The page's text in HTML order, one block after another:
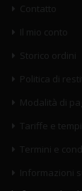
Contatto
Il mio conto
Storico ordini
Politica di
Modalità di
Tariffe e
Termini e
Informazioni